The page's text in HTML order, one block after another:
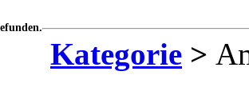
Kategorie >